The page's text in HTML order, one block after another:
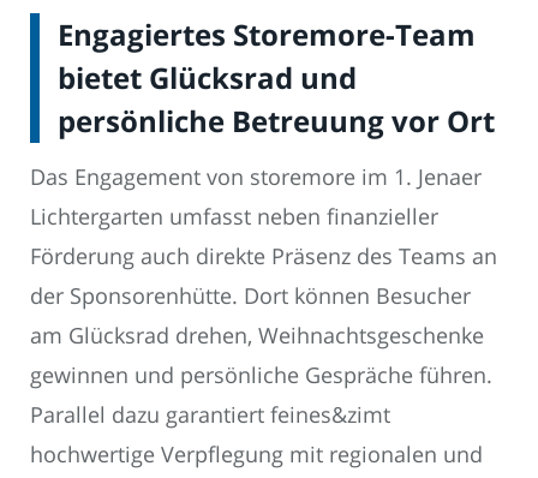
Engagiertes Storemore-Team
bietet Glücksrad und
persönliche Betreuung vor Ort
Das Engagement von storemore im 1. Jenaer
Lichtergarten umfasst neben finanzieller
Förderung auch direkte Präsenz des Teams an
der Sponsorenhütte. Dort können Besucher
am Glücksrad drehen, Weihnachtsgeschenke
gewinnen und persönliche Gespräche führen.
Parallel dazu garantiert feines&zimt
hochwertige Verpflegung mit regionalen und